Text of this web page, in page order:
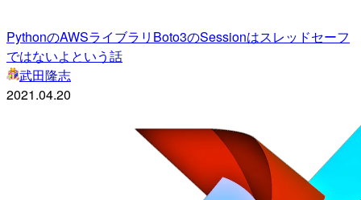
PythonのAWSライブラリBoto3のSessionはスレッドセーフ
ではないよという話
武田隆志
2021.04.20